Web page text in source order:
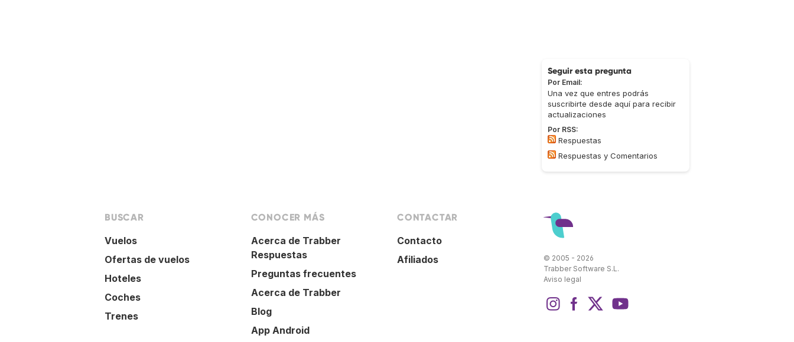
Seguir esta pregunta
Por Email:
Una vez que entres podrás
suscribirte desde aquí para recibir
actualizaciones
Por RSS:
Respuestas
Respuestas y Comentarios
BUSCAR
Vuelos
Ofertas de vuelos
Hoteles
Coches
Trenes
CONOCER MÁS
Acerca de Trabber
Respuestas
Preguntas frecuentes
Acerca de Trabber
Blog
App Android
CONTACTAR
Contacto
Afiliados
© 2005 - 2026
Trabber Software S.L.
Aviso legal